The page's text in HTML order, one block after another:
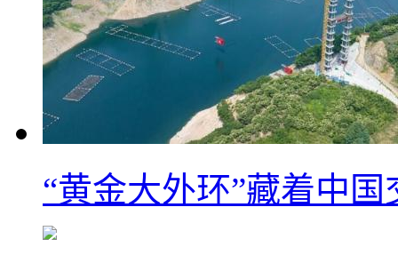
“黄金大外环”藏着中